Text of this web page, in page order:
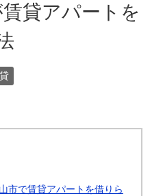
貸アパートを
市で賃貸アパートを借りら